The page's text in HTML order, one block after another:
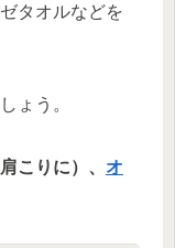
タオルなどを
ょう。
肩こりに）、 オ